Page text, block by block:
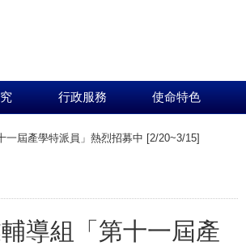
行政服務 使命特色
一屆產學特派員」熱烈招募中 [2/20~3/15]
導組「第十一屆產